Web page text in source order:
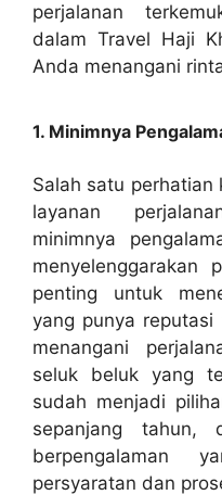
perjalanan
dalam Travel Haji
Anda menangani
1. Minimnya
Salah satu perhatian
layanan
minimnya
menyelenggarakan
penting untuk
yang punya
menangani
seluk beluk yang
sudah menjadi
sepanjang tahun,
berpengalaman
persyaratan dan